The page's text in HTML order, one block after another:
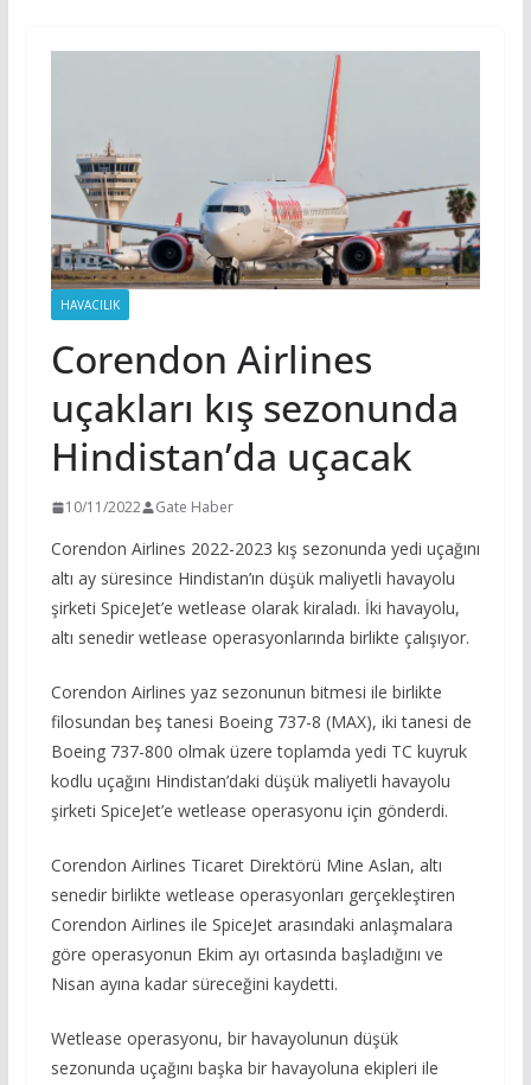
HAVACILIK
Corendon Airlines
uçakları kış sezonunda
Hindistan’da uçacak
10/11/2022 Gate Haber
Corendon Airlines 2022-2023 kış sezonunda yedi uçağını
altı ay süresince Hindistan’ın düşük maliyetli havayolu
şirketi SpiceJet’e wetlease olarak kiraladı. İki havayolu,
altı senedir wetlease operasyonlarında birlikte çalışıyor.
Corendon Airlines yaz sezonunun bitmesi ile birlikte
filosundan beş tanesi Boeing 737-8 (MAX), iki tanesi de
Boeing 737-800 olmak üzere toplamda yedi TC kuyruk
kodlu uçağını Hindistan’daki düşük maliyetli havayolu
şirketi SpiceJet’e wetlease operasyonu için gönderdi.
Corendon Airlines Ticaret Direktörü Mine Aslan, altı
senedir birlikte wetlease operasyonları gerçekleştiren
Corendon Airlines ile SpiceJet arasındaki anlaşmalara
göre operasyonun Ekim ayı ortasında başladığını ve
Nisan ayına kadar süreceğini kaydetti.
Wetlease operasyonu, bir havayolunun düşük
sezonunda uçağını başka bir havayoluna ekipleri ile